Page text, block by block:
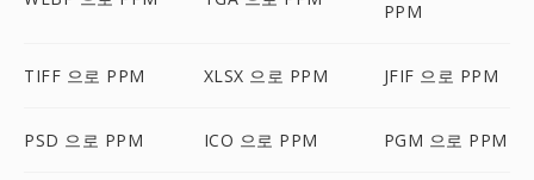
PPM
TIFF 으로 PPM XLSX 으로 PPM JFIF 으로 PPM
PSD 으로 PPM ICO 으로 PPM PGM 으로 PPM